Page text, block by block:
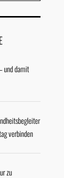
und damit
verbinden
zu